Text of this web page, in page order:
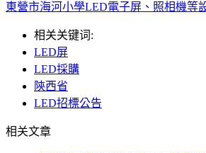
東營市海河小學LED電子屏、照相機等
相关关键词:
LED屏
LED採購
陝西省
LED招標公告
相关文章